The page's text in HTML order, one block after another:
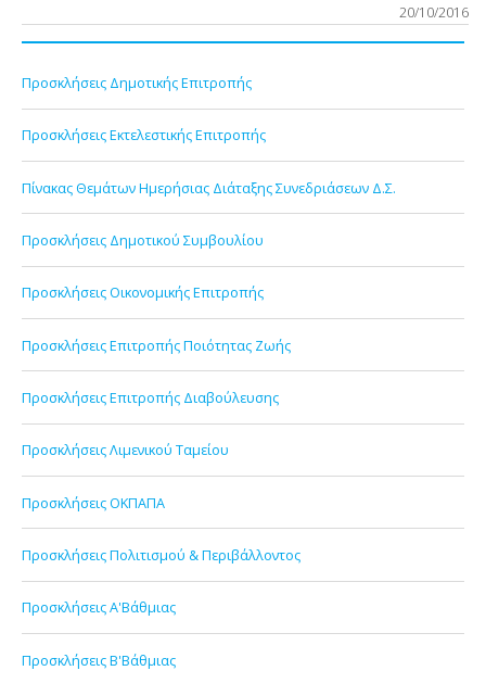
20/10/2016
Προσκλήσεις Δημοτικής Επιτροπής
Προσκλήσεις Εκτελεστικής Επιτροπής
Πίνακας Θεμάτων Ημερήσιας Διάταξης Συνεδριάσεων Δ.Σ.
Προσκλήσεις Δημοτικού Συμβουλίου
Προσκλήσεις Οικονομικής Επιτροπής
Προσκλήσεις Επιτροπής Ποιότητας Ζωής
Προσκλήσεις Επιτροπής Διαβούλευσης
Προσκλήσεις Λιμενικού Ταμείου
Προσκλήσεις ΟΚΠΑΠΑ
Προσκλήσεις Πολιτισμού & Περιβάλλοντος
Προσκλήσεις Α'Βάθμιας
Προσκλήσεις Β'Βάθμιας